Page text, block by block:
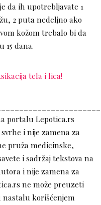
da ih upotrebljavate 1
2 puta nedeljno ako
kožom trebalo bi da
15 dana.
tela i lica!
portalu Lepotica.rs
i nije zamena za
pruža medicinske,
i sadržaj tekstova na
i nije zamena za
ne može preuzeti
korišćenjem